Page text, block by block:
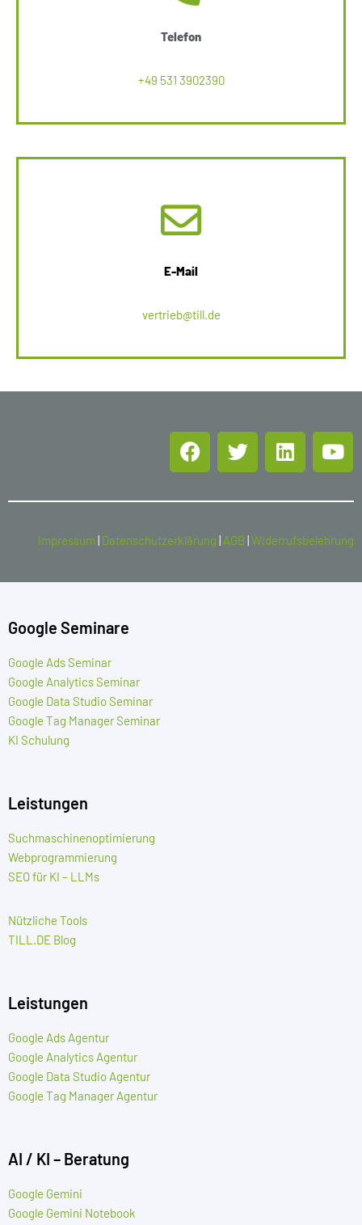
Telefon
+49 531 3902390
E-Mail
vertrieb@till.de
Impressum| Datenschutzerklärung | AGB |Widerrufsbelehrung
Google Seminare
Google Ads Seminar
Google Analytics Seminar
Google Data Studio Seminar
Google Tag Manager Seminar
KI Schulung
Leistungen
Suchmaschinenoptimierung
Webprogrammierung
SEO für KI – LLMs
Nützliche Tools
TILL.DE Blog
Leistungen
Google Ads Agentur
Google Analytics Agentur
Google Data Studio Agentur
Google Tag Manager Agentur
AI / KI – Beratung
Google Gemini
Google Gemini Notebook